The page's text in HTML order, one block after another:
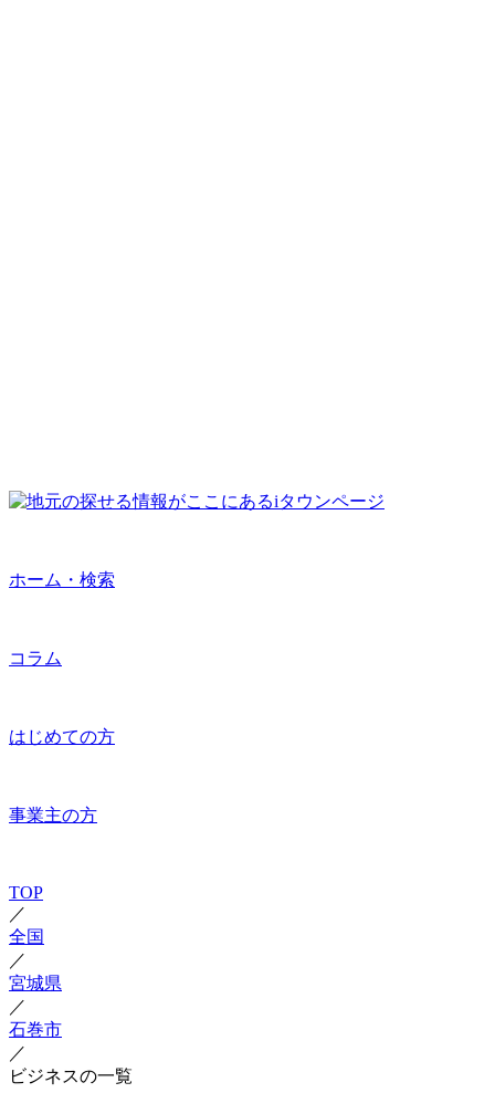
ホーム・検索
コラム
はじめての方
事業主の方
TOP
／
全国
／
宮城県
／
石巻市
／
ビジネスの一覧